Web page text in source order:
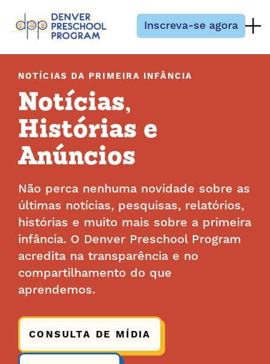
Inscreva-se agora
NOTÍCIAS DA PRIMEIRA INFÂNCIA
Notícias,
Histórias e
Anúncios
Não perca nenhuma novidade sobre as
últimas notícias, pesquisas, relatórios,
histórias e muito mais sobre a primeira
infância. O Denver Preschool Program
acredita na transparência e no
compartilhamento do que
aprendemos.
CONSULTA DE MÍDIA